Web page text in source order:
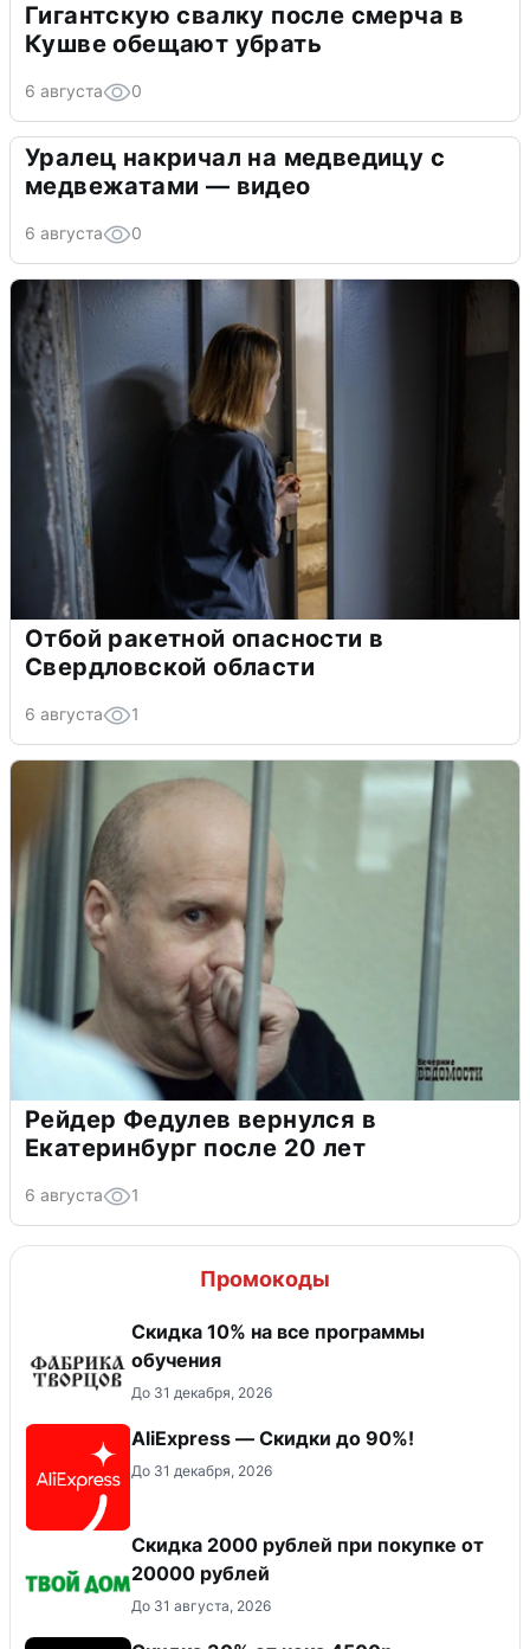
Гигантскую свалку после смерча в
Кушве обещают убрать
6 августа 0
Уралец накричал на медведицу с
медвежатами — видео
6 августа 0
Отбой ракетной опасности в
Свердловской области
6 августа 1
Рейдер Федулев вернулся в
Екатеринбург после 20 лет
6 августа 1
Промокоды
Скидка 10% на все программы
обучения
До 31 декабря, 2026
AliExpress — Скидки до 90%!
До 31 декабря, 2026
Скидка 2000 рублей при покупке от
20000 рублей
До 31 августа, 2026